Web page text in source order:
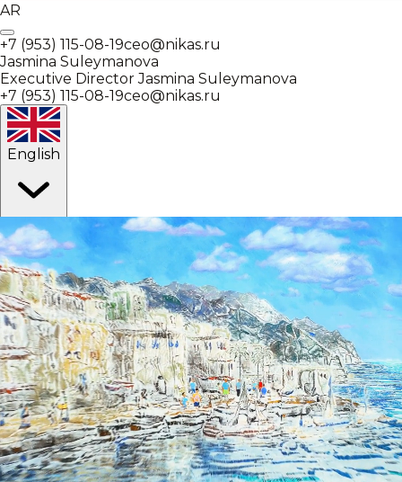
AR
+7 (953) 115-08-19ceo@nikas.ru
Jasmina Suleymanova
Executive Director Jasmina Suleymanova
+7 (953) 115-08-19ceo@nikas.ru
English